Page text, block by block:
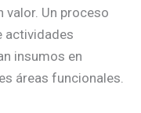
Un proceso
actividades
insumos en
áreas funcionales.